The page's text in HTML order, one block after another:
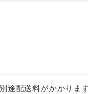
別途配送料がかかりま